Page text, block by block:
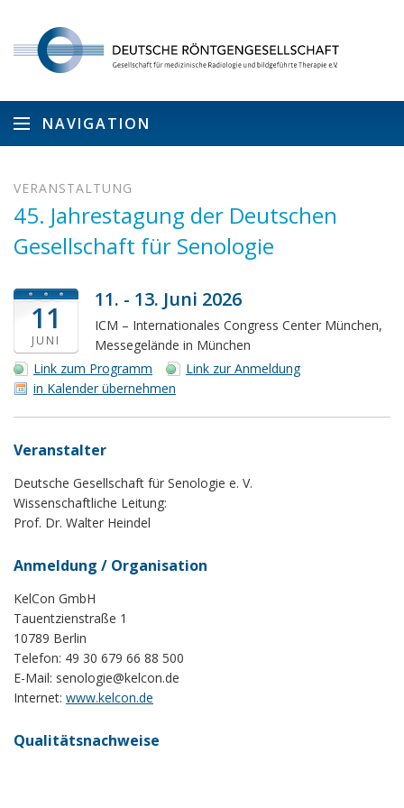
NAVIGATION
VERANSTALTUNG
45. Jahrestagung der Deutschen
Gesellschaft für Senologie
11
JUNI
11. - 13. Juni 2026
ICM – Internationales Congress Center München,
Messegelände in München
Link zum Programm
Link zur Anmeldung
in Kalender übernehmen
Veranstalter
Deutsche Gesellschaft für Senologie e. V.
Wissenschaftliche Leitung:
Prof. Dr. Walter Heindel
Anmeldung / Organisation
KelCon GmbH
Tauentzienstraße 1
10789 Berlin
Telefon: 49 30 679 66 88 500
E-Mail: senologie@kelcon.de
Internet: www.kelcon.de
Qualitätsnachweise